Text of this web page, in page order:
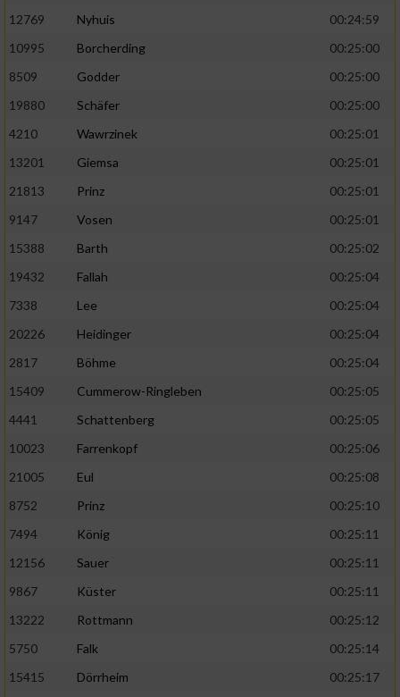
12769
Nyhuis
00:24:59
10995
Borcherding
00:25:00
8509
Godder
00:25:00
19880
Schäfer
00:25:00
4210
Wawrzinek
00:25:01
13201
Giemsa
00:25:01
21813
Prinz
00:25:01
9147
Vosen
00:25:01
15388
Barth
00:25:02
19432
Fallah
00:25:04
7338
Lee
00:25:04
20226
Heidinger
00:25:04
2817
Böhme
00:25:04
15409
Cummerow-Ringleben
00:25:05
4441
Schattenberg
00:25:05
10023
Farrenkopf
00:25:06
21005
Eul
00:25:08
8752
Prinz
00:25:10
7494
König
00:25:11
12156
Sauer
00:25:11
9867
Küster
00:25:11
13222
Rottmann
00:25:12
5750
Falk
00:25:14
15415
Dörrheim
00:25:17